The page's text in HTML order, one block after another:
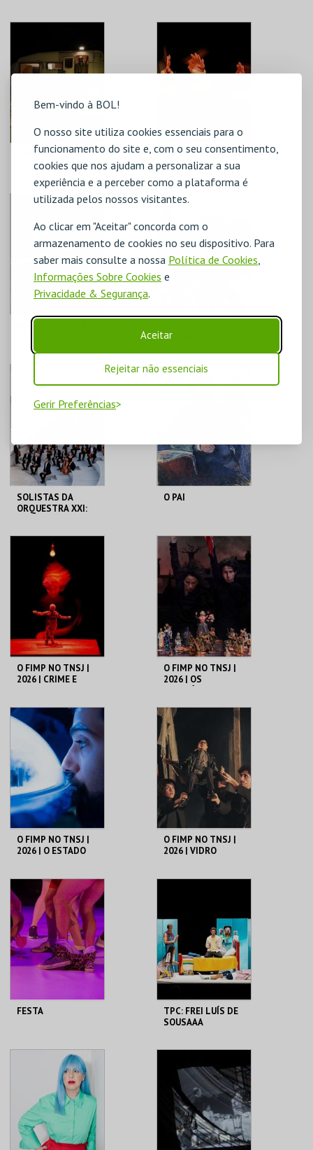
Bem-vindo à BOL!
O nosso site utiliza cookies essenciais para o
funcionamento do site e, com o seu consentimento,
cookies que nos ajudam a personalizar a sua
experiência e a perceber como a plataforma é
utilizada pelos nossos visitantes.
Ao clicar em "Aceitar" concorda com o
armazenamento de cookies no seu dispositivo. Para
saber mais consulte a nossa Política de Cookies,
Informações Sobre Cookies e
Privacidade & Segurança.
Aceitar
Rejeitar não essenciais
Gerir Preferências
MAIS INFO
COMPRAR
MAIS INFO
CARAVANA
TEATRO NACIONAL
MAIS INFO
COMPRAR
CANTAR DE GALO |
PARLA-SOLOS
TEATRO CARLOS
MAIS INFO
MUSICAL-MENTE |
COMPRAR
IN THE SOLAR
MOSTEIRO S. BENTO
COMPRAR
SOLISTAS DA
ORQUESTRA XXI:
MOSTEIRO S. BENTO
MAIS INFO
COMPRAR
O PAI
TEATRO NACIONAL
SÃO JOÃO
MAIS INFO
COMPRAR
O FIMP NO TNSJ |
2026 | CRIME E
TEATRO CARLOS
ALBERTO
MAIS INFO
COMPRAR
O FIMP NO TNSJ |
2026 | OS
TEATRO CARLOS
ALBERTO
MAIS INFO
COMPRAR
O FIMP NO TNSJ |
2026 | O ESTADO
ACORDAS)
TEATRO CARLOS
ALBERTO
MAIS INFO
COMPRAR
O FIMP NO TNSJ |
2026 | VIDRO
MAIS INFO
COMPRAR
FESTA
TEATRO CARLOS
MAIS INFO
COMPRAR
TPC: FREI LUÍS DE
SOUSAAA
ALBERTO
MAIS INFO
COMPRAR